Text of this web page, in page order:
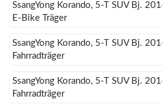
SsangYong Korando, 5-T SUV Bj.
E-Bike Träger
SsangYong Korando, 5-T SUV Bj.
Fahrradträger
SsangYong Korando, 5-T SUV Bj.
Fahrradträger